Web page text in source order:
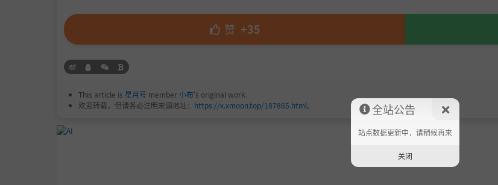
赞 +35
This article is 星月号 member小布's original work.
欢迎转载，但请务必注明来源地址： https://x.xmoon.top/187865.html。 全站公告
站点数据更新中，请稍候再来
关闭